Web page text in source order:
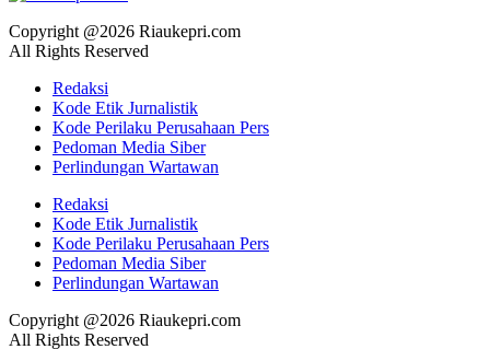
Copyright @2026 Riaukepri.com
All Rights Reserved
Redaksi
Kode Etik Jurnalistik
Kode Perilaku Perusahaan Pers
Pedoman Media Siber
Perlindungan Wartawan
Redaksi
Kode Etik Jurnalistik
Kode Perilaku Perusahaan Pers
Pedoman Media Siber
Perlindungan Wartawan
Copyright @2026 Riaukepri.com
All Rights Reserved